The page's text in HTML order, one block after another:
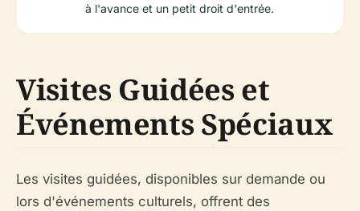
à l'avance et un petit droit d'entrée.
Visites Guidées et
Événements Spéciaux
Les visites guidées, disponibles sur demande ou
lors d'événements culturels, offrent des